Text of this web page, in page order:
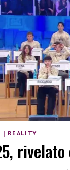
| REALITY